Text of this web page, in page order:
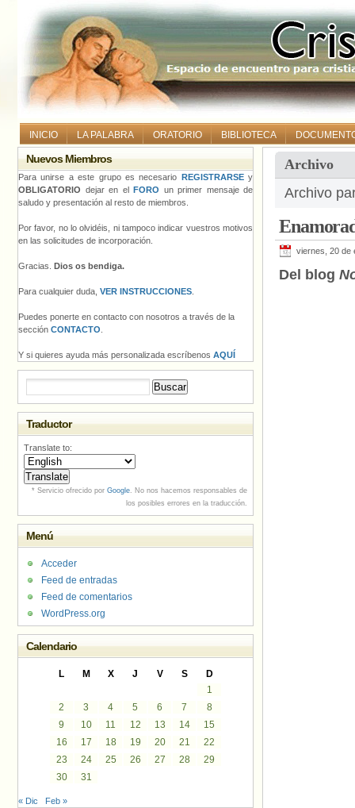
INICIO LA PALABRA ORATORIO BIBLIOTECA
Archivo
Archivo
viernes, 20 de
Del blog
Nuevos Miembros
Para unirse a este grupo es necesario REGISTRARSEy
OBLIGATORIO dejar en el FORO un primer mensaje de
saludo y presentación al resto de miembros.
Por favor, no lo olvidéis, ni tampoco indicar vuestros motivos
en las solicitudes de incorporación.
Gracias. Dios os bendiga.
Para cualquier duda, VER INSTRUCCIONES
Puedes ponerte en contacto con nosotros a través de la
sección CONTACTO
Y si quieres ayuda más personalizada escríbenos AQUÍ
Traductor
Translate to:
* Servicio ofrecido por Google. No nos hacemos responsables de
los posibles errores en la traducción.
Menú
Acceder
Feed de entradas
Feed de comentarios
WordPress.org
Calendario
L M X J V S
D
1
2
3 4 5 6 7
8
9
10 11 12 13 14
15
16
17 18 19 20 21
22
23
24 25 26 27 28
29
30
31
« Dic Feb »